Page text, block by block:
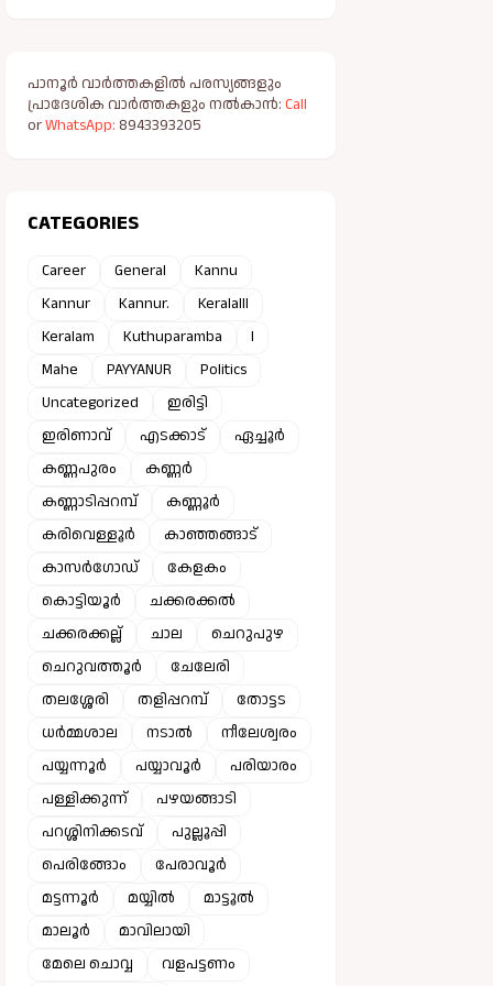
പാനൂർ വാർത്തകളിൽ പരസ്യങ്ങളും
പ്രാദേശിക വാർത്തകളും നൽകാൻ: Call
orWhatsApp: 8943393205
CATEGORIES
Career General
Kannu
Kannur
Kannur.
Keralalll
Keralam
Kuthuparamba
l
Mahe
PAYYANUR
Politics
Uncategorized
ഇരിട്ടി
ഇരിണാവ്
എടക്കാട്
ഏച്ചൂർ
കണ്ണപുരം
കണ്ണർ
കണ്ണാടിപ്പറമ്പ്
കണ്ണൂർ
കരിവെള്ളൂർ
കാഞ്ഞങ്ങാട്
കാസർഗോഡ്
കേളകം
കൊട്ടിയൂർ
ചക്കരക്കൽ
ചക്കരക്കല്ല്
ചാല
ചെറുപുഴ
ചെറുവത്തൂർ
ചേലേരി
തലശ്ശേരി
തളിപ്പറമ്പ്
തോട്ടട
ധർമ്മശാല
നടാൽ
നീലേശ്വരം
പയ്യന്നൂർ
പയ്യാവൂർ
പരിയാരം
പള്ളിക്കുന്ന്
പഴയങ്ങാടി
പറശ്ശിനിക്കടവ്
പുല്ലൂപ്പി
പെരിങ്ങോം
പേരാവൂർ
മട്ടന്നൂർ
മയ്യിൽ
മാട്ടൂൽ
മാലൂർ
മാവിലായി
മേലെ ചൊവ്വ
വളപട്ടണം